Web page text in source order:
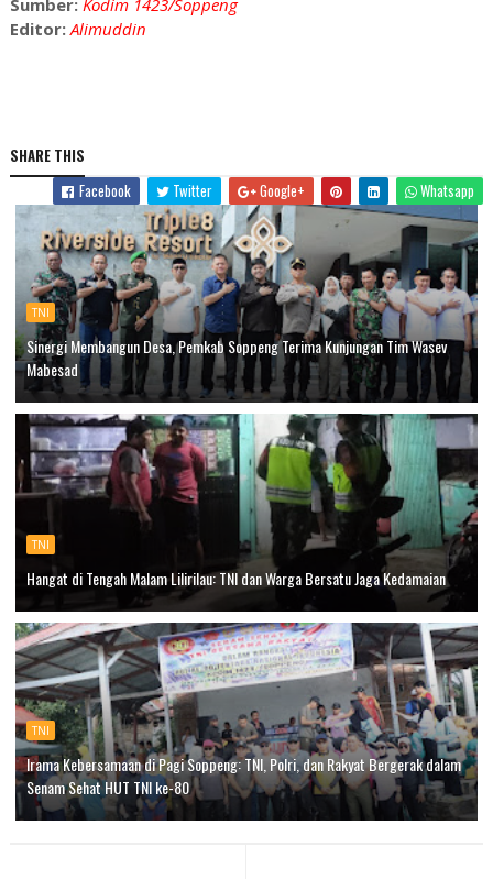
Sumber: Kodim 1423/Soppeng
Editor: Alimuddin
SHARE THIS
Facebook
Twitter Google+ Whatsapp
TNI
Sinergi Membangun Desa, Pemkab Soppeng Terima Kunjungan Tim Wasev
Mabesad
TNI
Hangat di Tengah Malam Lilirilau: TNI dan Warga Bersatu Jaga Kedamaian
TNI
Irama Kebersamaan di Pagi Soppeng: TNI, Polri, dan Rakyat Bergerak dalam
Senam Sehat HUT TNI ke-80